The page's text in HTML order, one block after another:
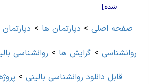
شده]
صفحه اصلی > دپارتمان ها >
روانشناسی > گرایش ها > روانشناسی
قابل دانلود روانشناسی ‌بالینی >